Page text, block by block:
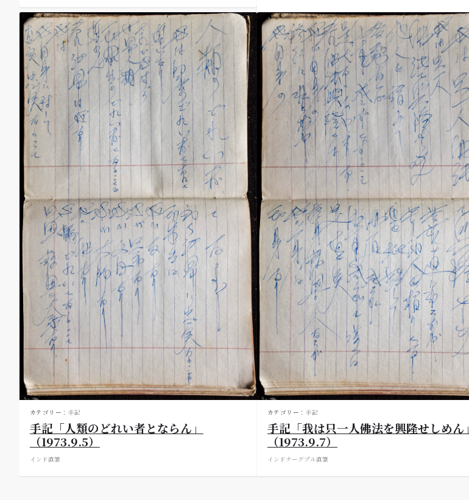
カテゴリー： 手記
手記「人類のどれい者とならん」
（1973.9.5）
インド直筆
カテゴリー： 手記
手記「我は只一人佛法を興隆せしめん」
（1973.9.7）
インドナーグプル直筆